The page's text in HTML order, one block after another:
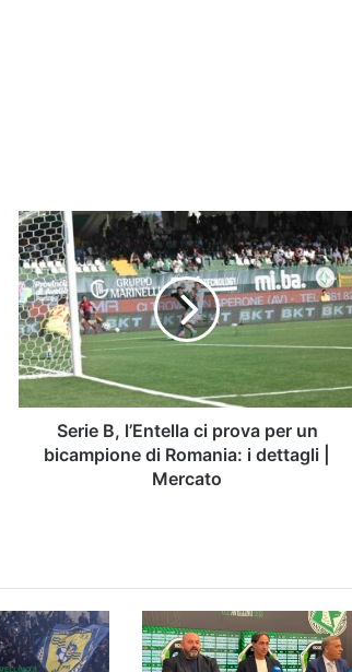
Serie
B,
l’Entella
ci
prova
per
un
bicampione
di
Romania:Serie B, l’Entella ci prova per un
bicampione di Romania: i dettagli |
Mercato